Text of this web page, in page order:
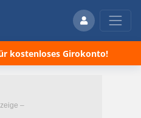
kostenloses Girokonto!